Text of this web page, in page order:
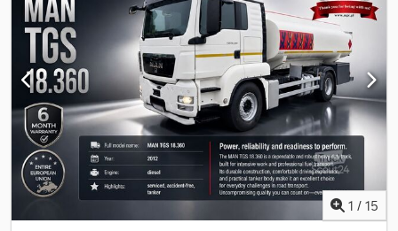
Differentialsperre, EBS (Elektronisches Bremssystem),
Klimaanlage, Nebelscheinwerfer, Retarder, Servolenkung,
Zentralverriegelung, elektrisch verstellbarer Spiegel, = Weitere
Optionen und Zubehör = - ADR - Klimaanlage - Regensensor -
Reserverad - Startunterbrecher - Tachograph = Weitere
Informationen = Getriebe: ZF, 6 Gänge, Schaltgetriebe
Zylinderzahl: 6 Motorhubraum: 6.374 cc Leergewicht: 5.700 kg
Zuladung: 4.800 kg zGG: 10.500 kg Motortyp: Mercedes Benz in-
line Zahl der Eigentümer: 1 Garantie: 6 Monate Cedpfx Abezp Nq
Is Nerf
1 / 15